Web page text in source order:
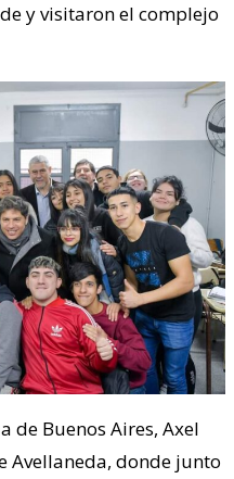
y visitaron el complejo
de Buenos Aires, Axel
Avellaneda, donde junto